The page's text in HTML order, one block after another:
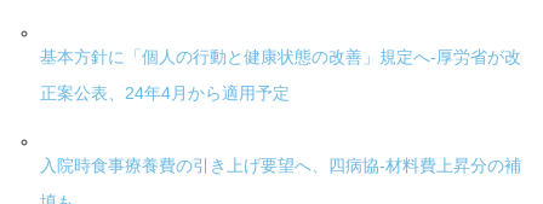
基本方針に「個人の行動と健康状態の改善」規定へ-厚労省が改
正案公表、24年4月から適用予定
入院時食事療養費の引き上げ要望へ、四病協-材料費上昇分の補